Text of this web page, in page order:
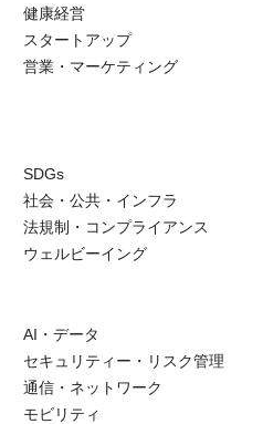
健康経営
スタートアップ
営業・マーケティング
SDGs
社会・公共・インフラ
法規制・コンプライアンス
ウェルビーイング
AI・データ
セキュリティー・リスク管理
通信・ネットワーク
モビリティ